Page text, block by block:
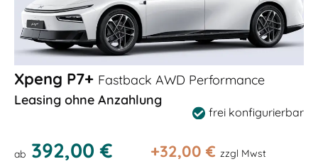
Xpeng P7+ Fastback AWD Performance
Leasing ohne Anzahlung
frei konfigurierbar
ab 392,00 € +32,00 € zzgl Mwst